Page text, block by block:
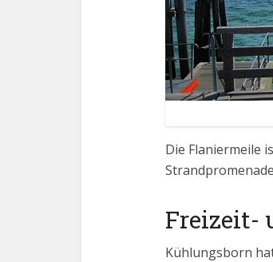
Die Flaniermeile
Freizeit-
Kühlungsborn